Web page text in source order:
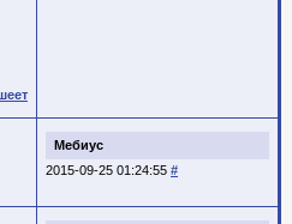
Мебиус
2015-09-25 01:24:55 #